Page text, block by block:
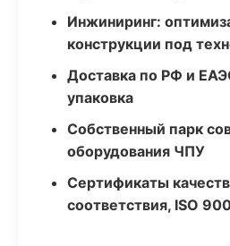
Инжиниринг:
конструкции под
Доставка по РФ и
упаковка
Собственный парк
оборудования ЧПУ
Сертификаты
соответствия, ISO